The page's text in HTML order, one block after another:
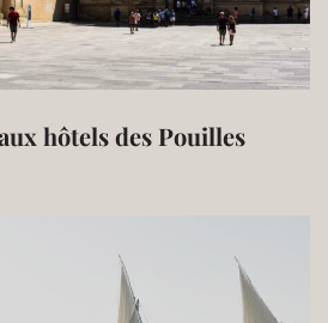
hôtels des Pouilles